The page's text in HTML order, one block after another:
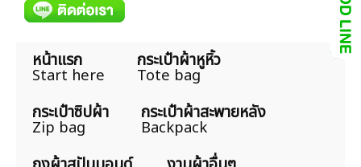
หน้าแรก
Start here
กระเป๋าผ้าหูหิ้ว
Tote bag
กระเป๋าซิปผ้า
Zip bag
กระเป๋าผ้าสะพายหลัง
Backpack